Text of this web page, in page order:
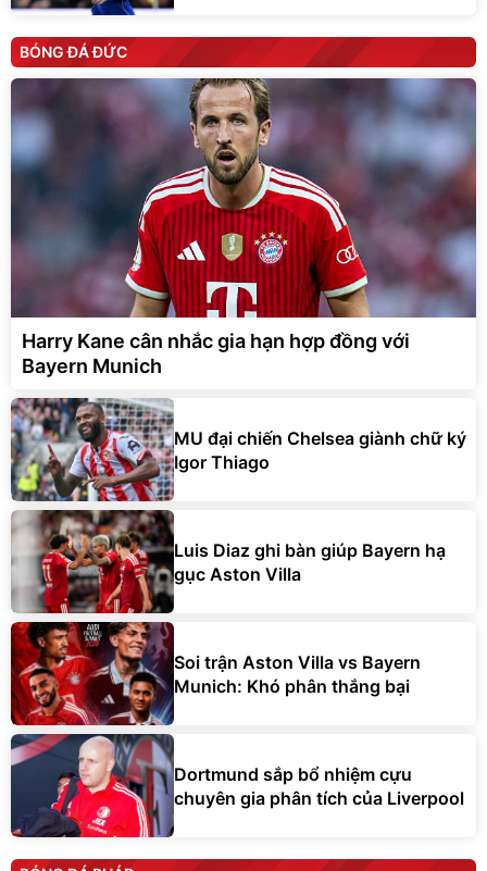
BÓNG ĐÁ ĐỨC
Harry Kane cân nhắc gia hạn hợp đồng với
Bayern Munich
MU đại chiến Chelsea giành chữ ký
Igor Thiago
Luis Diaz ghi bàn giúp Bayern hạ
gục Aston Villa
Soi trận Aston Villa vs Bayern
Munich: Khó phân thắng bại
Dortmund sắp bổ nhiệm cựu
chuyên gia phân tích của Liverpool